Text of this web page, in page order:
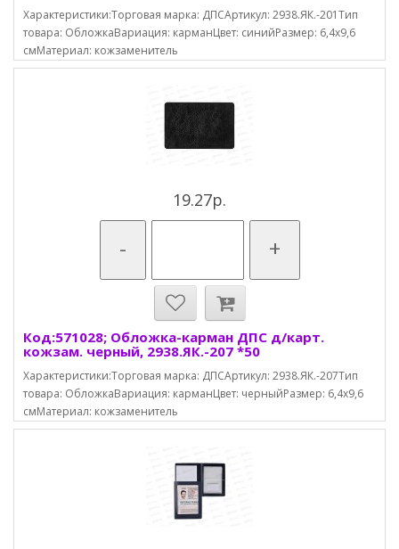
Характеристики:Торговая марка: ДПСАртикул: 2938.ЯК.-201Тип
товара: ОбложкаВариация: карманЦвет: синийРазмер: 6,4х9,6
смМатериал: кожзаменитель
19.27р.
- +
Код:571028; Обложка-карман ДПС д/карт.
кожзам. черный, 2938.ЯК.-207 *50
Характеристики:Торговая марка: ДПСАртикул: 2938.ЯК.-207Тип
товара: ОбложкаВариация: карманЦвет: черныйРазмер: 6,4х9,6
смМатериал: кожзаменитель